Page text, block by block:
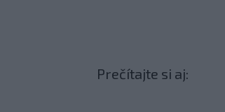
Prečítajte si aj: